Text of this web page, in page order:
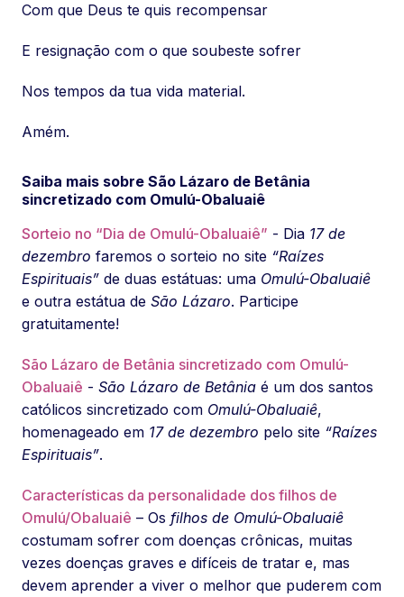
Com que Deus te quis recompensar
E resignação com o que soubeste sofrer
Nos tempos da tua vida material.
Amém.
Saiba mais sobre São Lázaro de Betânia
sincretizado com Omulú-Obaluaiê
Sorteio no “Dia de Omulú-Obaluaiê” - Dia 17 de
dezembro faremos o sorteio no site “Raízes
Espirituais” de duas estátuas: uma Omulú-Obaluaiê
e outra estátua de São Lázaro. Participe
gratuitamente!
São Lázaro de Betânia sincretizado com Omulú-
Obaluaiê - São Lázaro de Betânia é um dos santos
católicos sincretizado com Omulú-Obaluaiê,
homenageado em 17 de dezembro pelo site “Raízes
Espirituais”.
Características da personalidade dos filhos de
Omulú/Obaluaiê – Os filhos de Omulú-Obaluaiê
costumam sofrer com doenças crônicas, muitas
vezes doenças graves e difíceis de tratar e, mas
devem aprender a viver o melhor que puderem com